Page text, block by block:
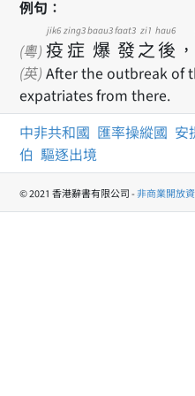
例句：
(粵) 疫
jik6
症
zing3
爆
baau3
發
faat3
之
zi1
後
hau6
，
(英) After the outbreak of
expatriates from there.
中非共和國 匯率操縱國 安
伯 驅逐出境
© 2021 香港辭書有限公司 -非商業開放